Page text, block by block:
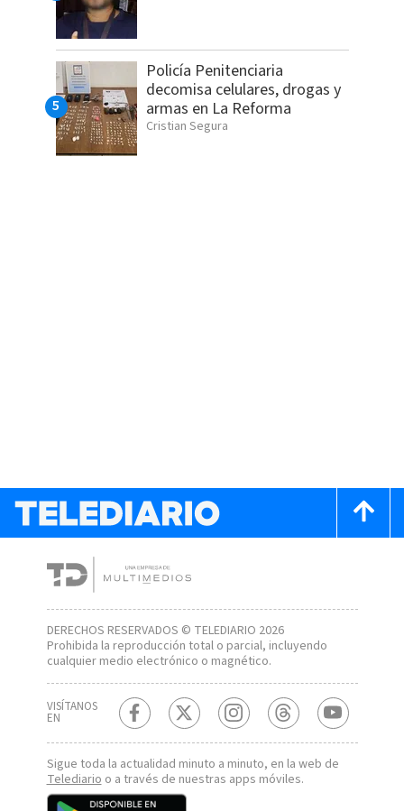
Policía Penitenciaria
decomisa celulares, drogas y
armas en La Reforma
Cristian Segura
DERECHOS RESERVADOS © TELEDIARIO 2026
Prohibida la reproducción total o parcial, incluyendo
cualquier medio electrónico o magnético.
VISÍTANOS
EN
Sigue toda la actualidad minuto a minuto, en la web de
Telediario o a través de nuestras apps móviles.